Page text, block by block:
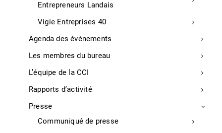
Entrepreneurs Landais
Vigie Entreprises 40
Agenda des évènements
Les membres du bureau
L’équipe de la CCI
Rapports d’activité
Presse
Communiqué de presse
Chiffres-clé de l’économie
Enquêtes de conjoncture
Démarche Qualité
Évènements
Réservez votre salle de séminaire, coworking ou événement
Assemblées générales
Les enjeux du territoire